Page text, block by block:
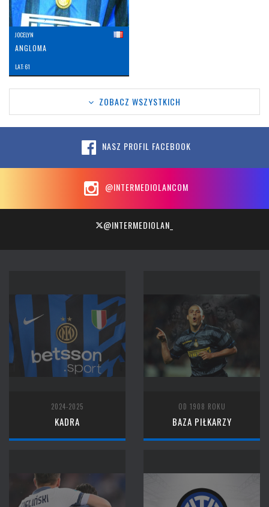
JOCELYN
ANGLOMA
LAT: 61
ZOBACZ WSZYSTKICH
NASZ PROFIL FACEBOOK
@INTERMEDIOLANCOM
@INTERMEDIOLAN_
2024-2025
KADRA
OD 1908 ROKU
BAZA PIŁKARZY